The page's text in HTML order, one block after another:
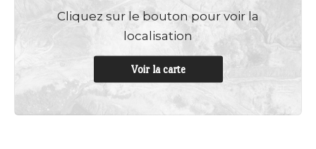
Cliquez sur le bouton pour voir la
localisation
Voir la carte